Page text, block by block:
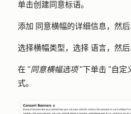
单击创建同意标语。
添加 同意横幅的详细信息，然
选择横幅类型，选择 语言，然
在 "同意横幅选项"下单击 "自定
式。